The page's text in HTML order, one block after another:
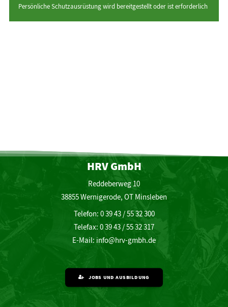
Persönliche Schutzausrüstung wird bereitgestellt oder ist erforderlich
HRV GmbH
Reddeberweg 10
38855 Wernigerode, OT Minsleben
Telefon: 0 39 43 / 55 32 300
Telefax: 0 39 43 / 55 32 317
E-Mail: info@hrv-gmbh.de
JOBS UND AUSBILDUNG